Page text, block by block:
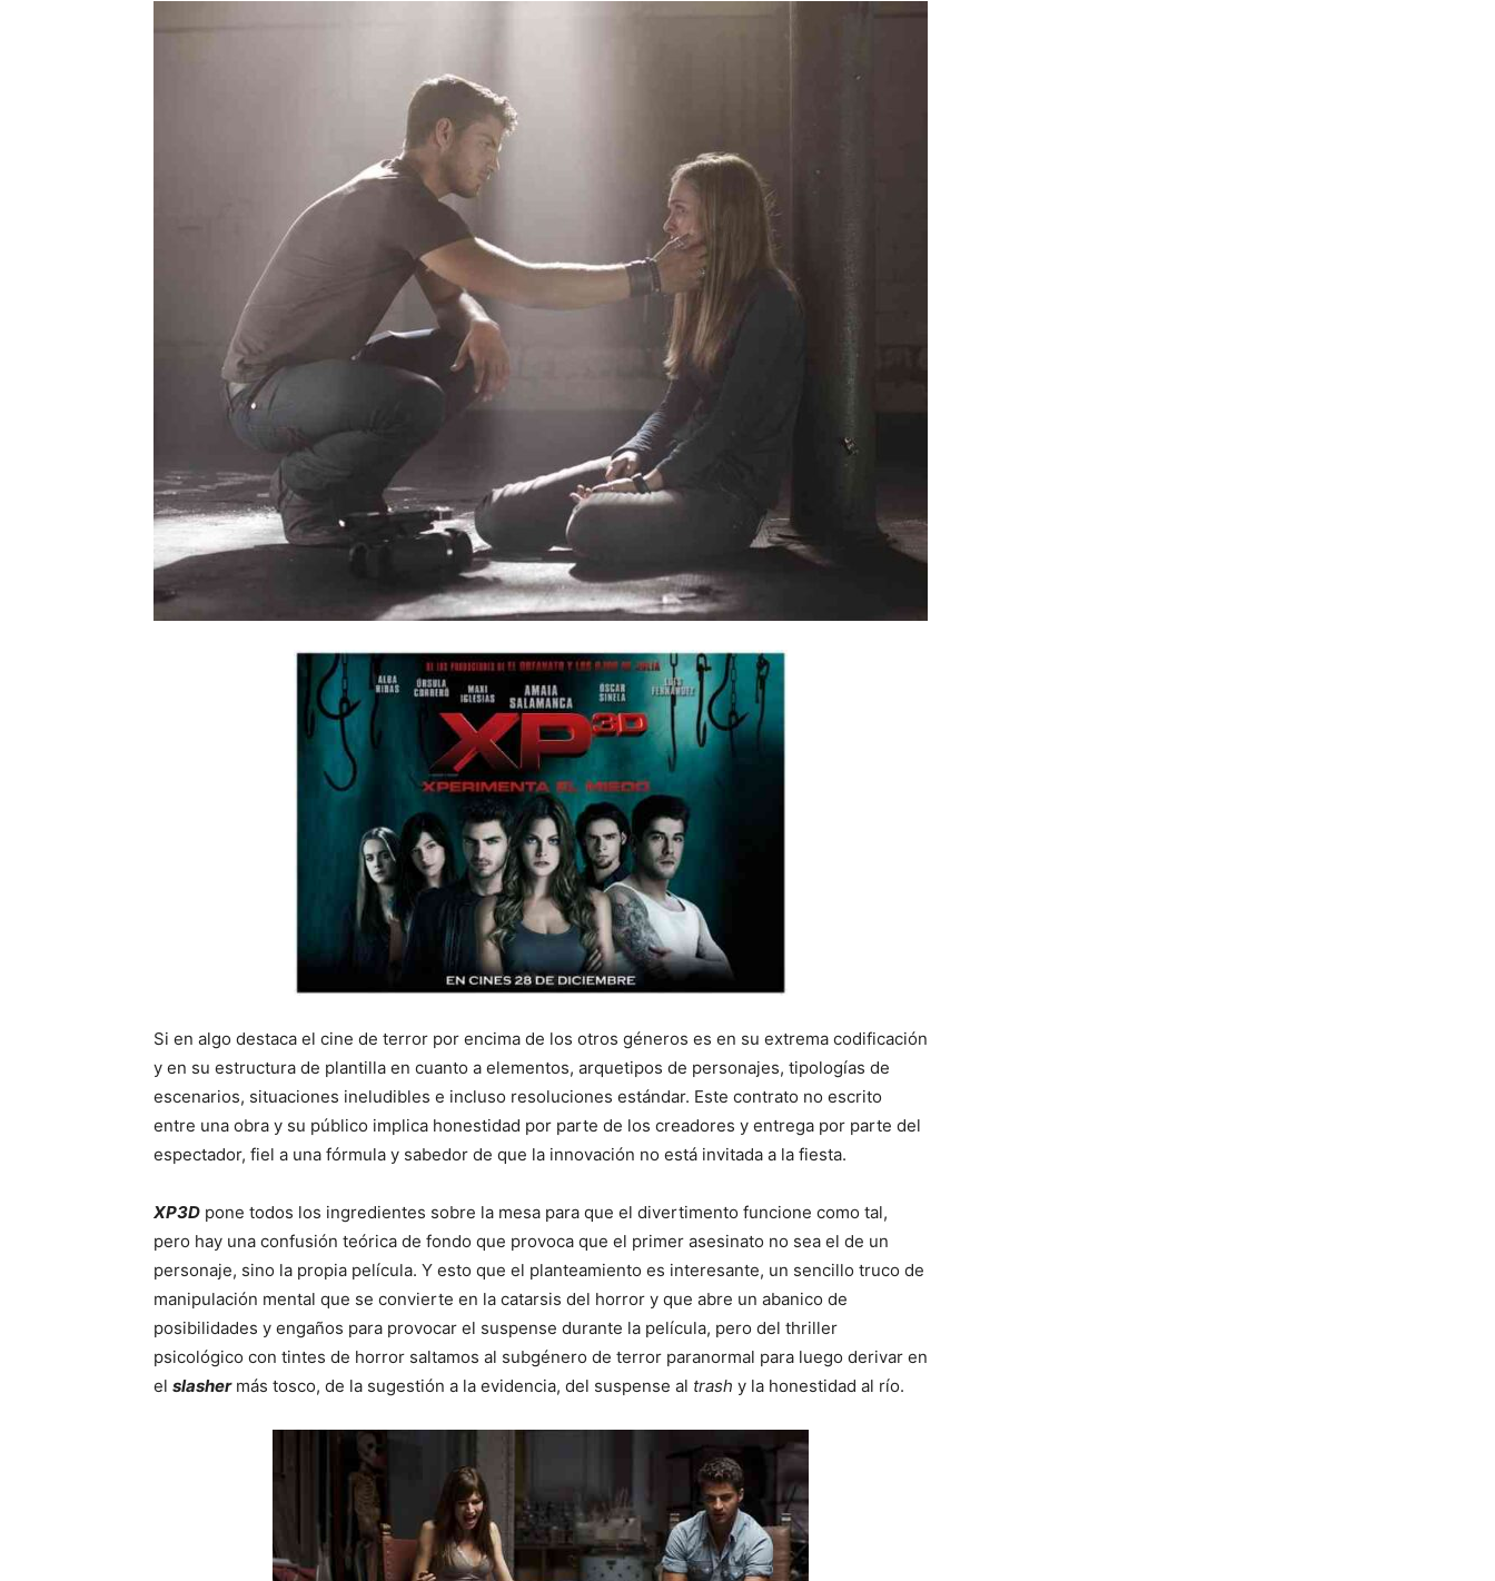
Si en algo destaca el cine de terror por encima de los otros géneros es en su extrema codificación
y en su estructura de plantilla en cuanto a elementos, arquetipos de personajes, tipologías de
escenarios, situaciones ineludibles e incluso resoluciones estándar. Este contrato no escrito
entre una obra y su público implica honestidad por parte de los creadores y entrega por parte del
espectador, fiel a una fórmula y sabedor de que la innovación no está invitada a la fiesta.
XP3D pone todos los ingredientes sobre la mesa para que el divertimento funcione como tal,
pero hay una confusión teórica de fondo que provoca que el primer asesinato no sea el de un
personaje, sino la propia película. Y esto que el planteamiento es interesante, un sencillo truco de
manipulación mental que se convierte en la catarsis del horror y que abre un abanico de
posibilidades y engaños para provocar el suspense durante la película, pero del thriller
psicológico con tintes de horror saltamos al subgénero de terror paranormal para luego derivar en
el slashermás tosco, de la sugestión a la evidencia, del suspense al trash y la honestidad al río.